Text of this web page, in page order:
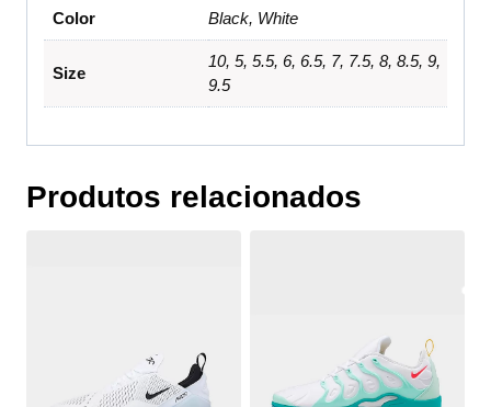
Color Black, White
Size
10, 5, 5.5, 6, 6.5, 7, 7.5, 8, 8.5, 9,
9.5
Produtos relacionados